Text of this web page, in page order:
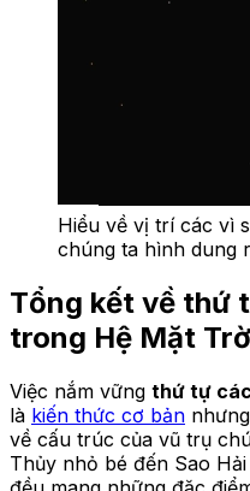
Hiểu về vị trí các vì
chúng ta hình dung
Tổng kết về thứ
trong Hệ Mặt
Việc nắm vững thứ tự
là kiến thức cơ bản
về cấu trúc của vũ trụ
Thủy nhỏ bé đến Sao